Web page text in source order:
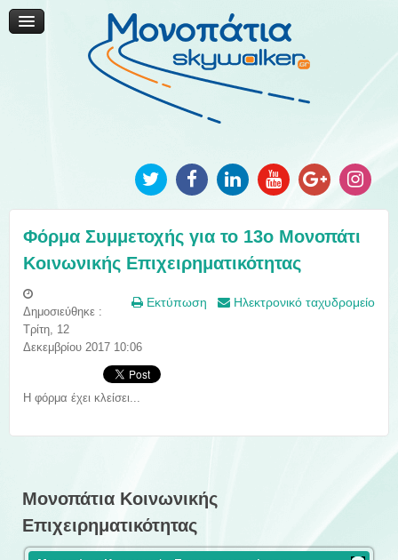
Μονοπάτια Καινοτομίας
Μονοπάτια Τοπικής Ανάπτυξης
Ανακοινώσεις
Φωτογραφίες
Φόρμα Συμμετοχής για το 13ο Μονοπάτι
Κοινωνικής Επιχειρηματικότητας
Εκτύπωση Ηλεκτρονικό ταχυδρομείο
Δημοσιεύθηκε :
Τρίτη, 12
Δεκεμβρίου 2017 10:06
Η φόρμα έχει κλείσει...
Μονοπάτια Κοινωνικής
Επιχειρηματικότητας